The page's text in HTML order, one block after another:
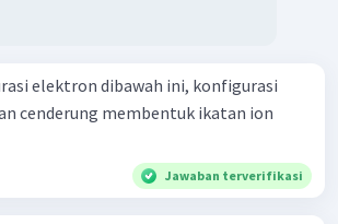
elektron dibawah ini, konfigurasi
cenderung membentuk ikatan ion
Jawaban terverifikasi